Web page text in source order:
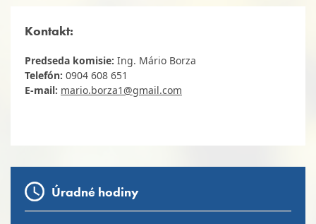
Kontakt:
Predseda komisie: Ing. Mário Borza
Telefón: 0904 608 651
E-mail: mario.borza1@gmail.com
Úradné hodiny